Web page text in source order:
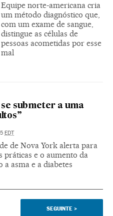
Equipe norte-americana cria
um método diagnóstico que,
com um exame de sangue,
distingue as células de
pessoas acometidas por esse
mal
submeter a uma
EDT
de Nova York alerta para
práticas e o aumento da
a asma e a diabetes
SEGUINTE >